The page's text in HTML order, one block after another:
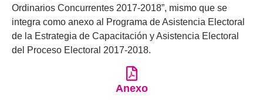
Ordinarios Concurrentes 2017-2018”, mismo que se
integra como anexo al Programa de Asistencia Electoral
de la Estrategia de Capacitación y Asistencia Electoral
del Proceso Electoral 2017-2018.
Anexo